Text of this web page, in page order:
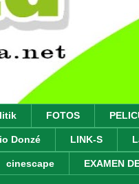
FOTOS
Donzé LINK-S
cinescape EXAMEN